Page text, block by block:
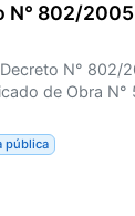
N° 802/
N° 802/
de Obra N°
pública